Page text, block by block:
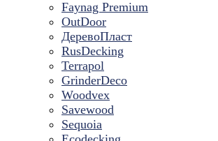
Faynag Premium
OutDoor
ДеревоПласт
RusDecking
Terrapol
GrinderDeco
Woodvex
Savewood
Sequoia